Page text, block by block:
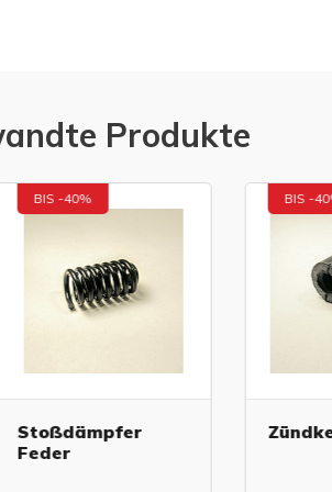
Produkte
BIS -40%
Stoßdämpfer
Feder
BIS -40%